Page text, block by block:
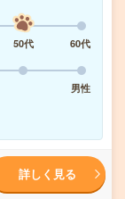
50代
60代
男性
詳しく見る